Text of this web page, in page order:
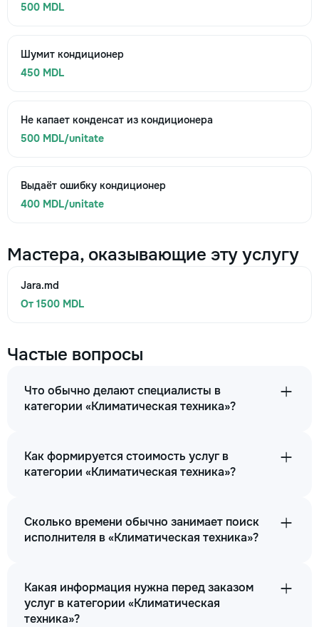
500 MDL
Шумит кондиционер
450 MDL
Не капает конденсат из кондиционера
500 MDL/unitate
Выдаёт ошибку кондиционер
400 MDL/unitate
Мастера, оказывающие эту услугу
Jara.md
От 1500 MDL
Частые вопросы
Что обычно делают специалисты в
категории «Климатическая техника»?
Как формируется стоимость услуг в
категории «Климатическая техника»?
Сколько времени обычно занимает поиск
исполнителя в «Климатическая техника»?
Какая информация нужна перед заказом
услуг в категории «Климатическая
техника»?